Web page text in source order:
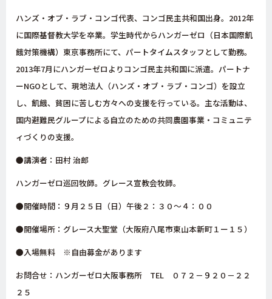
ハンズ・オブ・ラブ・コンゴ代表、コンゴ民主共和国出身。2012年
に国際基督教大学を卒業。学生時代からハンガーゼロ（日本国際飢
餓対策機構）東京事務所にて、パートタイムスタッフとして勤務。
2013年7月にハンガーゼロよりコンゴ民主共和国に派遣。パートナ
ーNGOとして、現地法人（ハンズ・オブ・ラブ・コンゴ）を設立
し、飢餓、貧困に苦しむ方々への支援を行っている。主な活動は、
国内避難民グループによる自立のための共同農園事業・コミュニテ
ィづくりの支援。
●講演者：田村 治郎
ハンガーゼロ巡回牧師。グレース宣教会牧師。
●開催時間：９月２５日（日）午後２：３０～４：００
●開催場所：グレース大聖堂（大阪府八尾市東山本新町１ー１５）
●入場無料 ※自由募金があります
お問合せ：ハンガーゼロ大阪事務所 TEL ０７２－９２０－２２
２５